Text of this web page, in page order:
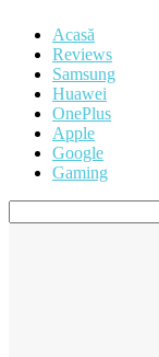
Acasă
Reviews
Samsung
Huawei
OnePlus
Apple
Google
Gaming